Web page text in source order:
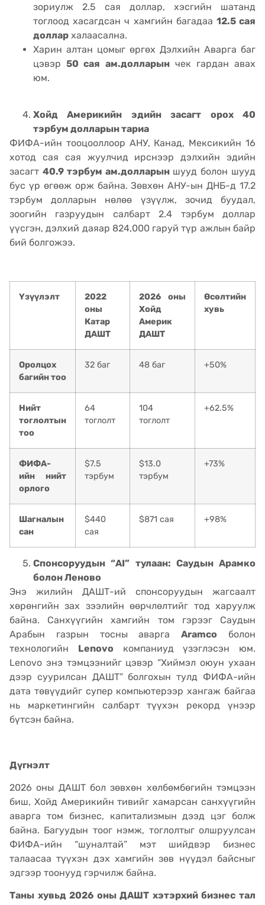
зориулж 2.5 сая доллар, хэсгийн шатанд
тоглоод хасагдсан ч хамгийн багадаа 12.5 сая
доллар халаасална.
Харин алтан цомыг өргөх Дэлхийн Аварга баг
цэвэр50 сая ам.долларынчек гардан авах
юм.
Хойд Америкийн эдийн засагт орох 40
тэрбум долларын тариа
ФИФА-ийн тооцооллоор АНУ, Канад, Мексикийн 16
хотод сая сая жуулчид ирснээр дэлхийн эдийн
засагт 40.9 тэрбум ам.долларыншууд болон шууд
бус үр өгөөж орж байна. Зөвхөн АНУ-ын ДНБ-д 17.2
тэрбум долларын нөлөө үзүүлж, зочид буудал,
зоогийн газруудын салбарт 2.4 тэрбум доллар
үүсгэн, дэлхий даяар 824,000 гаруй түр ажлын байр
бий болгожээ.
Үзүүлэлт
2022
оны
Катар
ДАШТ
2026 оны
Хойд
Америк
ДАШТ
Өсөлтийн
хувь
Оролцох
багийн тоо
32 баг 48 баг +50%
Нийт
тоглолтын
тоо
64
тоглолт
104
тоглолт
+62.5%
ФИФА-
ийн нийт
орлого
$7.5
тэрбум
$13.0
тэрбум
+73%
Шагналын
сан
$440
сая
$871 сая +98%
Спонсоруудын “AI” тулаан: Саудын Арамко
болон Леново
Энэ жилийн ДАШТ-ий спонсоруудын жагсаалт
хөрөнгийн зах зээлийн өөрчлөлтийг тод харуулж
байна. Санхүүгийн хамгийн том гэрээг Саудын
Арабын газрын тосны аваргаAramco болон
технологийн Lenovo компаниуд үзэглэсэн юм.
Lenovo энэ тэмцээнийг цэвэр “Хиймэл оюун ухаан
дээр суурилсан ДАШТ” болгохын тулд ФИФА-ийн
дата төвүүдийг супер компьютерээр хангаж байгаа
нь маркетингийн салбарт түүхэн рекорд үнээр
бүтсэн байна.
Дүгнэлт
2026 оны ДАШТ бол зөвхөн хөлбөмбөгийн тэмцээн
биш, Хойд Америкийн тивийг хамарсан санхүүгийн
аварга том бизнес, капитализмын дээд цэг болж
байна. Багуудын тоог нэмж, тоглолтыг олшруулсан
ФИФА-ийн “шуналтай” мэт шийдвэр бизнес
талаасаа түүхэн дэх хамгийн зөв нүүдэл байсныг
эдгээр тоонууд гэрчилж байна.
Таны хувьд 2026 оны ДАШТ хэтэрхий бизнес тал